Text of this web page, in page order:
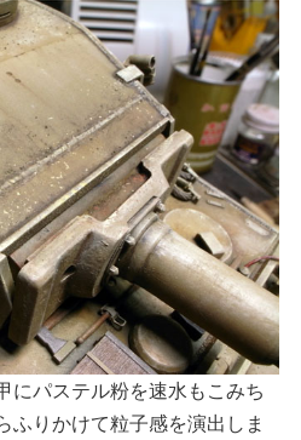
にパステル粉を速水もこみち
ふりかけて粒子感を演出しま